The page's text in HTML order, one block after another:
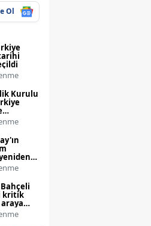
Ol
Kurulu
talebi
kritik
araya